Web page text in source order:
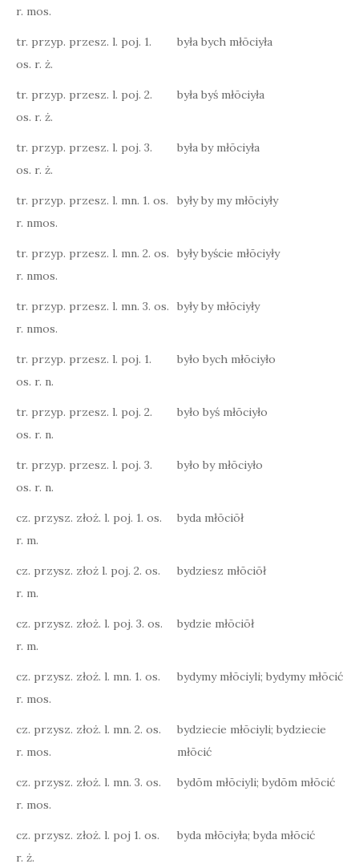
r. mos.
tr. przyp. przesz. l. poj. 1.
os. r. ż.
była bych młōciyła
tr. przyp. przesz. l. poj. 2.
os. r. ż.
była byś młōciyła
tr. przyp. przesz. l. poj. 3.
os. r. ż.
była by młōciyła
tr. przyp. przesz. l. mn. 1. os.
r. nmos.
były by my młōciyły
tr. przyp. przesz. l. mn. 2. os.
r. nmos.
były byście młōciyły
tr. przyp. przesz. l. mn. 3. os.
r. nmos.
były by młōciyły
tr. przyp. przesz. l. poj. 1.
os. r. n.
było bych młōciyło
tr. przyp. przesz. l. poj. 2.
os. r. n.
było byś młōciyło
tr. przyp. przesz. l. poj. 3.
os. r. n.
było by młōciyło
cz. przysz. złoż. l. poj. 1. os.
r. m.
byda młōciōł
cz. przysz. złoż l. poj. 2. os.
r. m.
bydziesz młōciōł
cz. przysz. złoż. l. poj. 3. os.
r. m.
bydzie młōciōł
cz. przysz. złoż. l. mn. 1. os.
r. mos.
bydymy młōciyli; bydymy młōcić
cz. przysz. złoż. l. mn. 2. os.
r. mos.
bydziecie młōciyli; bydziecie
młōcić
cz. przysz. złoż. l. mn. 3. os.
r. mos.
bydōm młōciyli; bydōm młōcić
cz. przysz. złoż. l. poj 1. os.
r. ż.
byda młōciyła; byda młōcić